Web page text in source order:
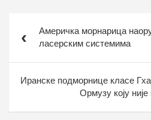
чланкаАмеричка морнарица
ласерским системима
Иранске подморнице класе
Ормузу коју